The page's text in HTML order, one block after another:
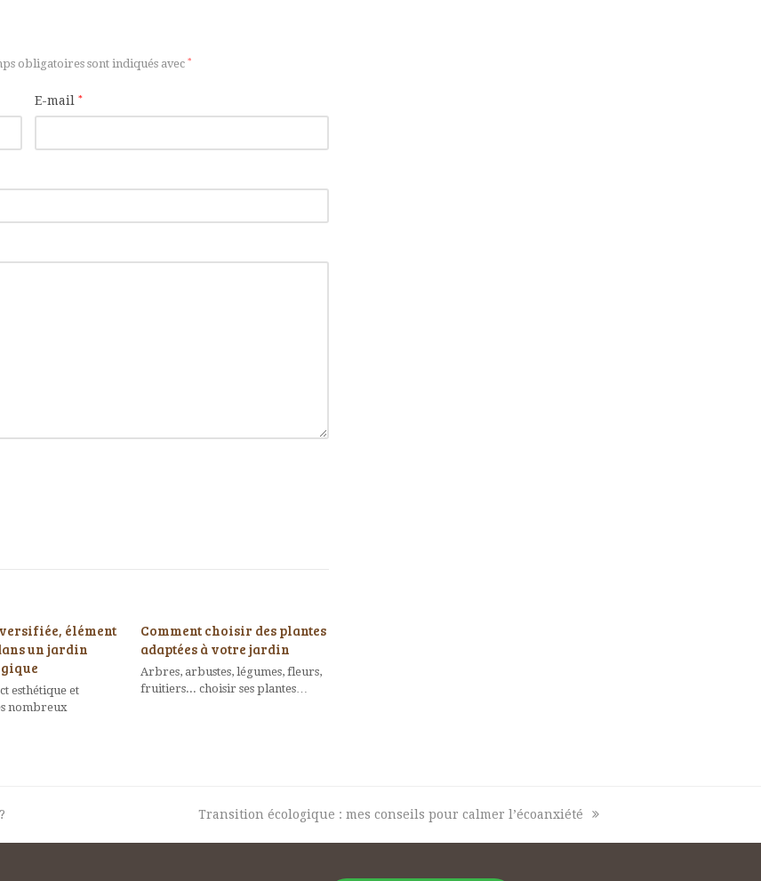
obligatoires sont indiqués avec *
E-mail *
élément
un jardin
esthétique et
nombreux
Comment choisir des plantes
adaptées à votre jardin
Arbres, arbustes, légumes, fleurs,
fruitiers... choisir ses plantes…
next
Transition écologique : mes conseils pour calmer l’écoanxiété